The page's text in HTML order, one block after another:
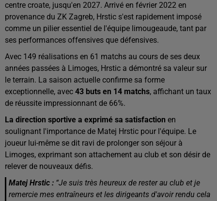
centre croate, jusqu'en 2027. Arrivé en février 2022 en
provenance du ZK Zagreb, Hrstic s'est rapidement imposé
comme un pilier essentiel de l'équipe limougeaude, tant par
ses performances offensives que défensives.
Avec 149 réalisations en 61 matchs au cours de ses deux
années passées à Limoges, Hrstic a démontré sa valeur sur
le terrain. La saison actuelle confirme sa forme
exceptionnelle, avec 43 buts en 14 matchs, affichant un taux
de réussite impressionnant de 66%.
La direction sportive a exprimé sa satisfaction en
soulignant l'importance de Matej Hrstic pour l'équipe. Le
joueur lui-même se dit ravi de prolonger son séjour à
Limoges, exprimant son attachement au club et son désir de
relever de nouveaux défis.
Matej Hrstic : “Je suis très heureux de rester au club et je
remercie mes entraîneurs et les dirigeants d'avoir rendu cela